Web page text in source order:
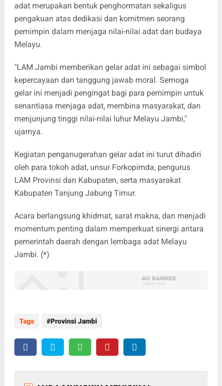
adat merupakan bentuk penghormatan sekaligus
pengakuan atas dedikasi dan komitmen seorang
pemimpin dalam menjaga nilai-nilai adat dan budaya
Melayu.
"LAM Jambi memberikan gelar adat ini sebagai simbol
kepercayaan dan tanggung jawab moral. Semoga
gelar ini menjadi pengingat bagi para pemimpin untuk
senantiasa menjaga adat, membina masyarakat, dan
menjunjung tinggi nilai-nilai luhur Melayu Jambi,"
ujarnya.
Kegiatan penganugerahan gelar adat ini turut dihadiri
oleh para tokoh adat, unsur Forkopimda, pengurus
LAM Provinsi dan Kabupaten, serta masyarakat
Kabupaten Tanjung Jabung Timur.
Acara berlangsung khidmat, sarat makna, dan menjadi
momentum penting dalam memperkuat sinergi antara
pemerintah daerah dengan lembaga adat Melayu
Jambi. (*)
Tags Provinsi Jambi